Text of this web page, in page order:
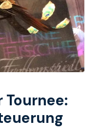
Tournee: